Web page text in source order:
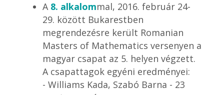
A 8. alkalommal, 2016. február 24-
29. között Bukarestben
megrendezésre került Romanian
Masters of Mathematics versenyen a
magyar csapat az 5. helyen végzett.
A csapattagok egyéni eredményei:
- Williams Kada, Szabó Barna - 23